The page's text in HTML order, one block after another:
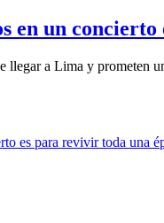
en un
llegar a Lima y prometen